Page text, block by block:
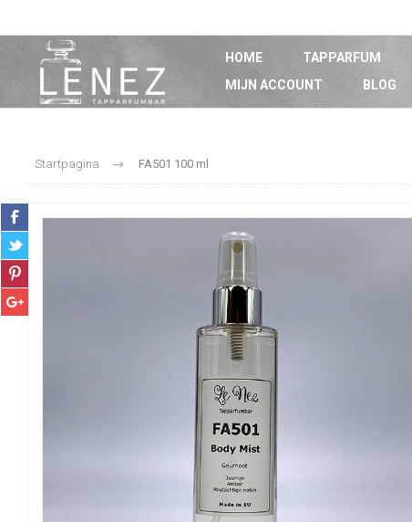
HOME TAPPARFUM
MIJN ACCOUNT
BLOG
Startpagina FA501 100 ml